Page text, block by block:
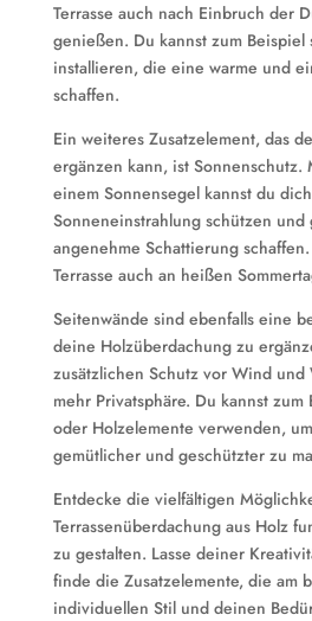
Terrasse auch nach Einbruch der
genießen. Du kannst zum Beispiel
installieren, die eine warme und
schaffen.
Ein weiteres Zusatzelement, das
ergänzen kann, ist
einem Sonnensegel kannst du
Sonneneinstrahlung schützen
angenehme Schattierung
Terrasse auch an heißen
Seitenwände sind ebenfalls eine
deine Holzüberdachung zu
zusätzlichen Schutz vor Wind
mehr Privatsphäre. Du kannst zum
oder Holzelemente verwenden,
gemütlicher und geschützter zu
Entdecke die vielfältigen
Terrassenüberdachung aus Holz
zu gestalten. Lasse deiner
finde die Zusatzelemente, die am
individuellen Stil und deinen